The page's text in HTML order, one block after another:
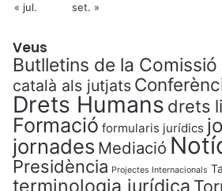
« jul.
set. »
Veus
Butlletins de la
català als jutjats
Drets Humans drets
Formació formularis jurídics
jornades Mediació
Presidència Projectes Internacionals
terminologia jurídica